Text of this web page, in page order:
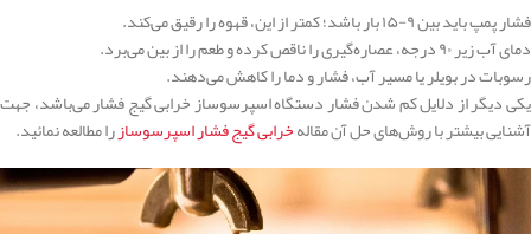
فشار پمپ باید بین ۹-۱۵ بار باشد؛ کمتر از این، قهوه را رقیق می‌کند.
دمای آب زیر ۹۰ درجه، عصاره‌گیری را ناقص کرده و طعم را از بین می‌برد.
رسوبات در بویلر یا مسیر آب، فشار و دما را کاهش می‌دهند.
یکی دیگر از دلایل کم شدن فشار دستگاه اسپرسوساز خرابی گیج فشار می‌باشد، جهت
آشنایی بیشتر با روش‌های حل آن مقالهخرابی گیج فشار اسپرسوسازرا مطالعه نمائید.